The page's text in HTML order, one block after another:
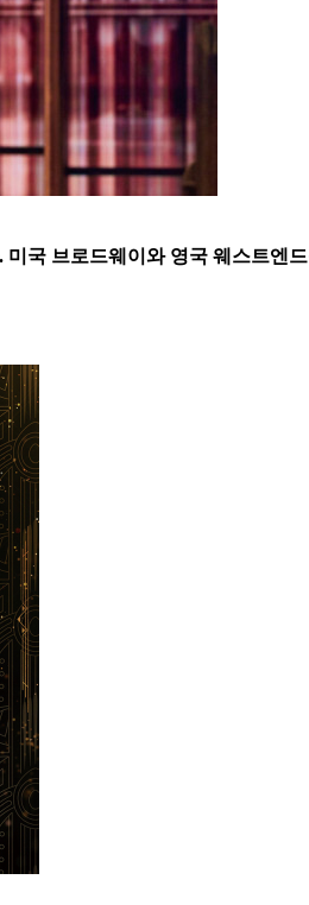
국 브로드웨이와 영국 웨스트엔